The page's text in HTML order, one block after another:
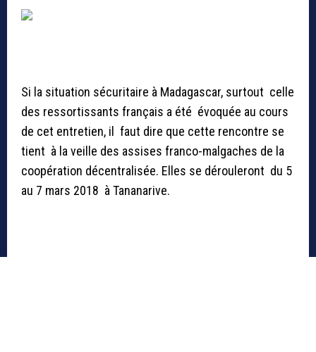
Si la situation sécuritaire à Madagascar, surtout celle
des ressortissants français a été évoquée au cours
de cet entretien, il faut dire que cette rencontre se
tient à la veille des assises franco-malgaches de la
coopération décentralisée. Elles se dérouleront du 5
au 7 mars 2018 à Tananarive.